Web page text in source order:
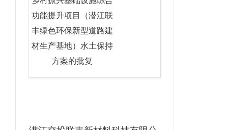
功能提升项目（潜江联
丰绿色环保新型道路建
材生产基地）水土保持
方案的批复